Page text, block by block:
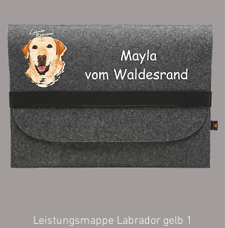
Leistungsmappe Labrador gelb 1